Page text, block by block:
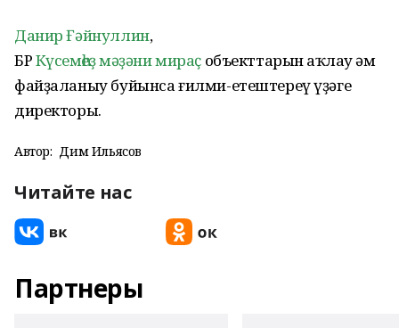
Данир Ғәйнуллин,
БРКүсемһеҙ мәҙәни мираҫобъекттарын һаҡлау һәм
файҙаланыу буйынса ғилми-етештереү үҙәге
директоры.
Автор: Дим Ильясов
Читайте нас
Партнеры